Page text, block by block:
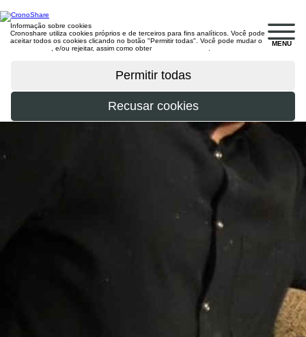
MENU
Informação sobre cookies
Cronoshare utiliza cookies próprios e de terceiros para fins analíticos. Você pode
aceitar todos os cookies clicando no botão "Permitir todas". Você pode mudar o
, e/ou rejeitar, assim como obter